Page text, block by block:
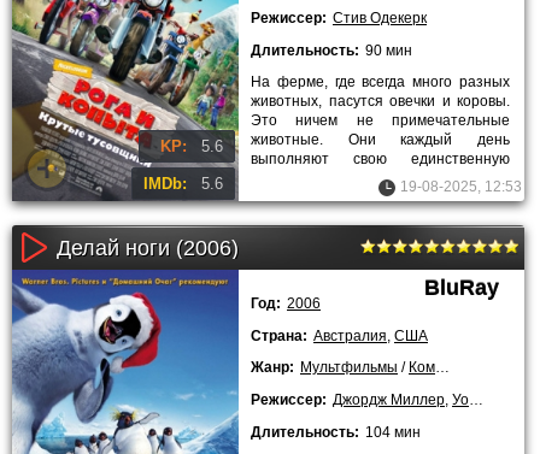
KP: 5.6
IMDb: 5.6
Режиссер: Стив Одекерк
Длительность: 90 мин
На ферме, где всегда много разных
животных, пасутся овечки и коровы.
Это ничем не примечательные
животные. Они каждый день
выполняют свою единственную
функцию. Они все время жуют траву.
Но
19-08-2025, 12:53
Делай ноги (2006)
BluRay
Год: 2006
Страна: Австралия США
Жанр: Мультфильмы / Комедии
Режиссер: Джордж Миллер, Уоррен Коулмэн
Длительность: 104 мин